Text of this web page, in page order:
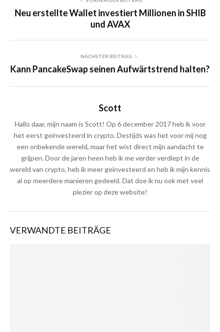
Neu erstellte Wallet investiert Millionen in SHIB
und AVAX
NÄCHSTER BEITRAG
Kann PancakeSwap seinen Aufwärtstrend halten?
Scott
Hallo daar, mijn naam is Scott! Op 6 december 2017 heb ik voor
het eerst geïnvesteerd in crypto. Destijds was het voor mij nog
een onbekende wereld, maar het wist direct mijn aandacht te
grijpen. Door de jaren heen heb ik me verder verdiept in de
wereld van crypto, heb ik meer geïnvesteerd en heb ik mijn kennis
al op meerdere manieren gedeeld. Dat doe ik nu ook met veel
plezier op deze website!
VERWANDTE BEITRÄGE